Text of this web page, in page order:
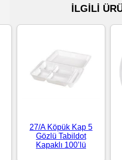
Mendiller
Bazlı
Mendiller
Kolonyalı
Standart
Islak
İLGİLİ
27/A Köpük Kap 5
Gözlü Tabildot
Kapaklı 100’lü